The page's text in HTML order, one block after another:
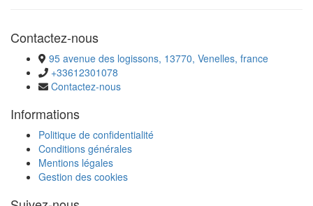
Contactez-nous
95 avenue des logissons, 13770, Venelles, france
+33612301078
Contactez-nous
Informations
Politique de confidentialité
Conditions générales
Mentions légales
Gestion des cookies